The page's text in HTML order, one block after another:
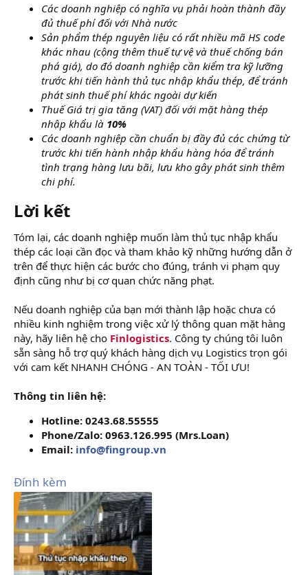
Các doanh nghiệp có nghĩa vụ phải hoàn thành đầy
đủ thuế phí đối với Nhà nước
Sản phẩm thép nguyên liệu có rất nhiều mã HS code
khác nhau (cộng thêm thuế tự vệ và thuế chống bán
phá giá), do đó doanh nghiệp cần kiểm tra kỹ lưỡng
trước khi tiến hành thủ tục nhập khẩu thép, để tránh
phát sinh thuế phí khác ngoài dự kiến
Thuế Giá trị gia tăng (VAT) đối với mặt hàng thép
nhập khẩu là 10%
Các doanh nghiệp cần chuẩn bị đầy đủ các chứng từ
trước khi tiến hành nhập khẩu hàng hóa để tránh
tình trạng hàng lưu bãi, lưu kho gây phát sinh thêm
chi phí.
Lời kết​
Tóm lại, các doanh nghiệp muốn làm thủ tục nhập khẩu
thép các loại cần đọc và tham khảo kỹ những hướng dẫn ở
trên để thực hiện các bước cho đúng, tránh vi phạm quy
định cũng như bị cơ quan chức năng phạt.
Nếu doanh nghiệp của bạn mới thành lập hoặc chưa có
nhiều kinh nghiệm trong việc xử lý thông quan mặt hàng
này, hãy liên hệ cho Finlogistics. Công ty chúng tôi luôn
sẵn sàng hỗ trợ quý khách hàng dịch vụ Logistics trọn gói
với cam kết NHANH CHÓNG - AN TOÀN - TỐI ƯU!
Thông tin liên hệ:
Hotline: 0243.68.55555
Phone/Zalo: 0963.126.995 (Mrs.Loan)
Email: info@fingroup.vn
Đính kèm